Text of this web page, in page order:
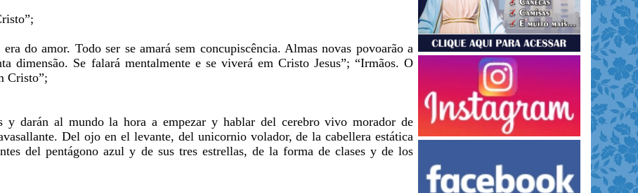
do amor. Todo ser se amará sem concupiscência. Almas novas povoarão a
dimensão. Se falará mentalmente e se viverá em Cristo Jesus”; “Irmãos. O
Cristo”;
y darán al mundo la hora a empezar y hablar del cerebro vivo morador de
Del ojo en el levante, del unicornio volador, de la cabellera estática
del pentágono azul y de sus tres estrellas, de la forma de clases y de los